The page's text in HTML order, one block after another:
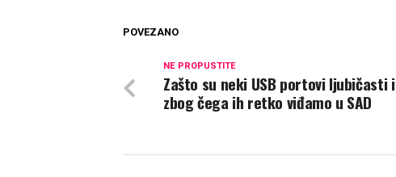
POVEZANO
NE PROPUSTITE
Zašto su neki USB portovi ljubičasti i
zbog čega ih retko viđamo u SAD